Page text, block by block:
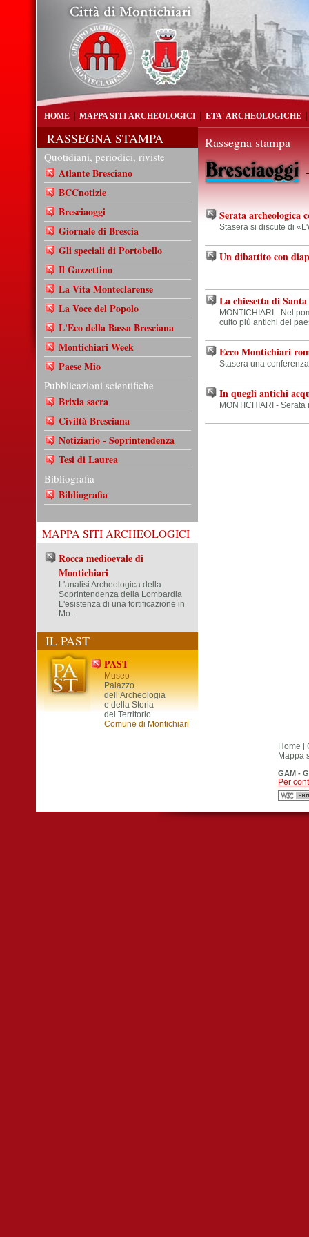
HOME MAPPA SITI ARCHEOLOGICI ETA' ARCHEOLOGICHE
RASSEGNA STAMPA
Quotidiani, periodici, riviste
Atlante Bresciano
BCCnotizie
Bresciaoggi
Giornale di Brescia
Gli speciali di Portobello
Il Gazzettino
La Vita Monteclarense
La Voce del Popolo
L'Eco della Bassa Bresciana
Montichiari Week
Paese Mio
Pubblicazioni scientifiche
Brixia sacra
Civiltà Bresciana
Notiziario - Soprintendenza
Tesi di Laurea
Bibliografia
Bibliografia
MAPPA SITI ARCHEOLOGICI
Rocca medioevale di
Montichiari
L'analisi Archeologica della
Soprintendenza della Lombardia
L'esistenza di una fortificazione in
Mo...
IL PAST
PAST
Museo
Palazzo
dell’Archeologia
e della Storia
del Territorio
Comune di Montichiari
Rassegna stampa
-
Serata archeologica
Stasera si discute di
Un dibattito con
La chiesetta di
MONTICHIARI - Nel
culto più antichi del
Ecco Montichiari
Stasera una
In quegli antichi
MONTICHIARI -
Home |
Mappa
GAM -
Per